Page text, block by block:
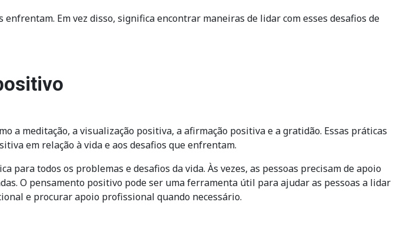
Em vez disso, significa encontrar maneiras de lidar com esses desafios de
a meditação, a visualização positiva, a afirmação positiva e a gratidão. Essas práticas
em relação à vida e aos desafios que enfrentam.
todos os problemas e desafios da vida. Às vezes, as pessoas precisam de apoio
O pensamento positivo pode ser uma ferramenta útil para ajudar as pessoas a lidar
e procurar apoio profissional quando necessário.